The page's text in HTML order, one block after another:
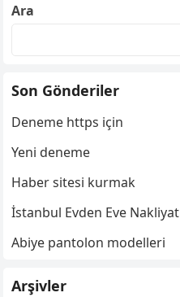
Ara
Son Gönderiler
Deneme https için
Yeni deneme
Haber sitesi kurmak
İstanbul Evden Eve Nakliyat
Abiye pantolon modelleri
Arşivler